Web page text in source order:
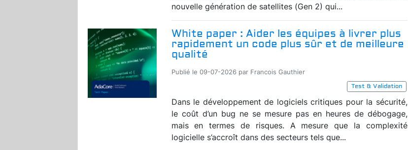
nouvelle génération de satellites (Gen 2) qui...
White paper : Aider les équipes à livrer plus
rapidement un code plus sûr et de meilleure
qualité
Publié le 09-07-2026 par Francois Gauthier
Test & Validation
Dans le développement de logiciels critiques pour la sécurité,
le coût d’un bug ne se mesure pas en heures de débogage,
mais en termes de risques. A mesure que la complexité
logicielle s’accroît dans des secteurs tels que...